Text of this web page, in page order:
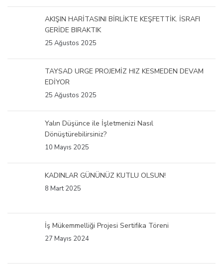
AKIŞIN HARİTASINI BİRLİKTE KEŞFETTİK. İSRAFI
GERİDE BIRAKTIK
25 Ağustos 2025
TAYSAD URGE PROJEMİZ HIZ KESMEDEN DEVAM
EDİYOR
25 Ağustos 2025
Yalın Düşünce ile İşletmenizi Nasıl
Dönüştürebilirsiniz?
10 Mayıs 2025
KADINLAR GÜNÜNÜZ KUTLU OLSUN!
8 Mart 2025
İş Mükemmelliği Projesi Sertifika Töreni
27 Mayıs 2024